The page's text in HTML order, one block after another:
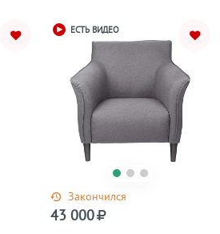
ЕСТЬ ВИДЕО
Закончился
43 000